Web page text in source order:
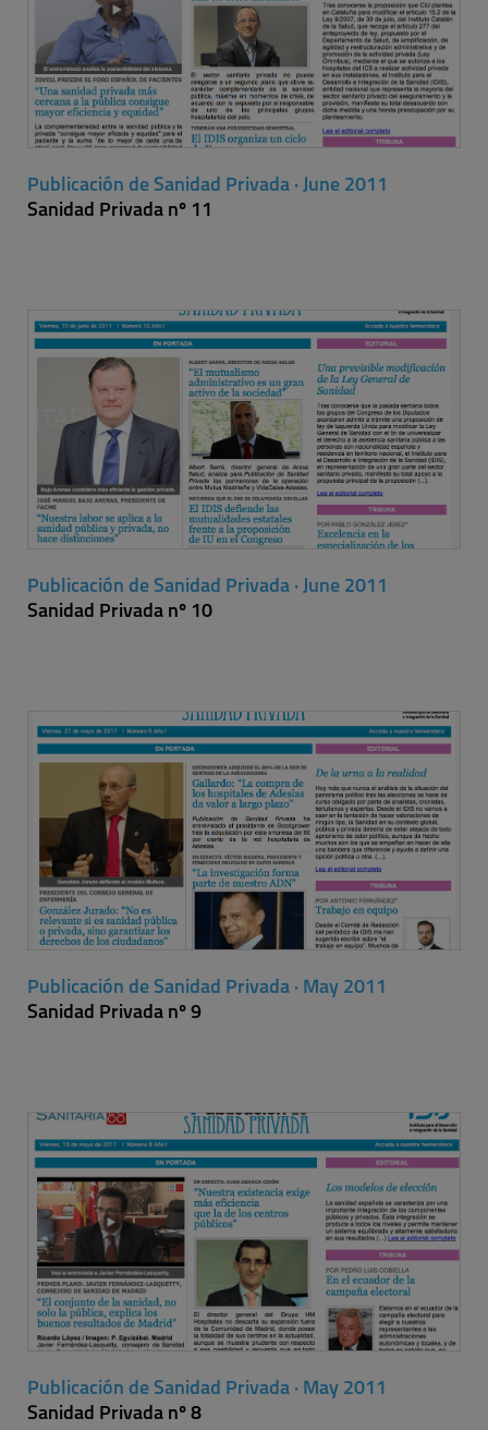
Publicación de Sanidad Privada · June 2011
Sanidad Privada nº 11
Publicación de Sanidad Privada · June 2011
Sanidad Privada nº 10
Publicación de Sanidad Privada · May 2011
Sanidad Privada nº 9
Publicación de Sanidad Privada · May 2011
Sanidad Privada nº 8